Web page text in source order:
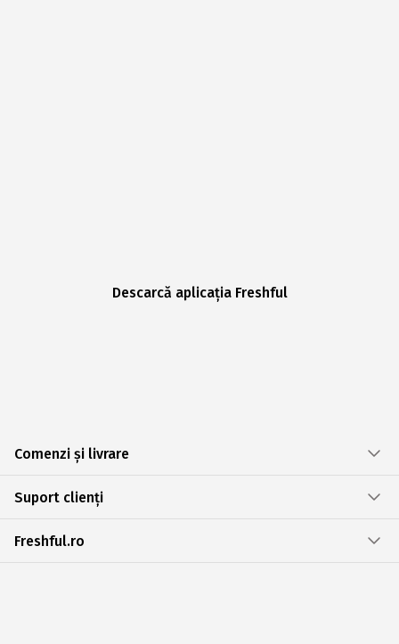
Descarcă aplicația Freshful
Comenzi și livrare
Suport clienți
Freshful.ro